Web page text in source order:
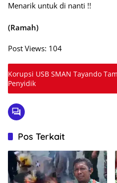
Menarik untuk di nanti !!
(Ramah)
Post Views: 104
Korupsi USB SMAN Tayando
Penyidik
Pos Terkait